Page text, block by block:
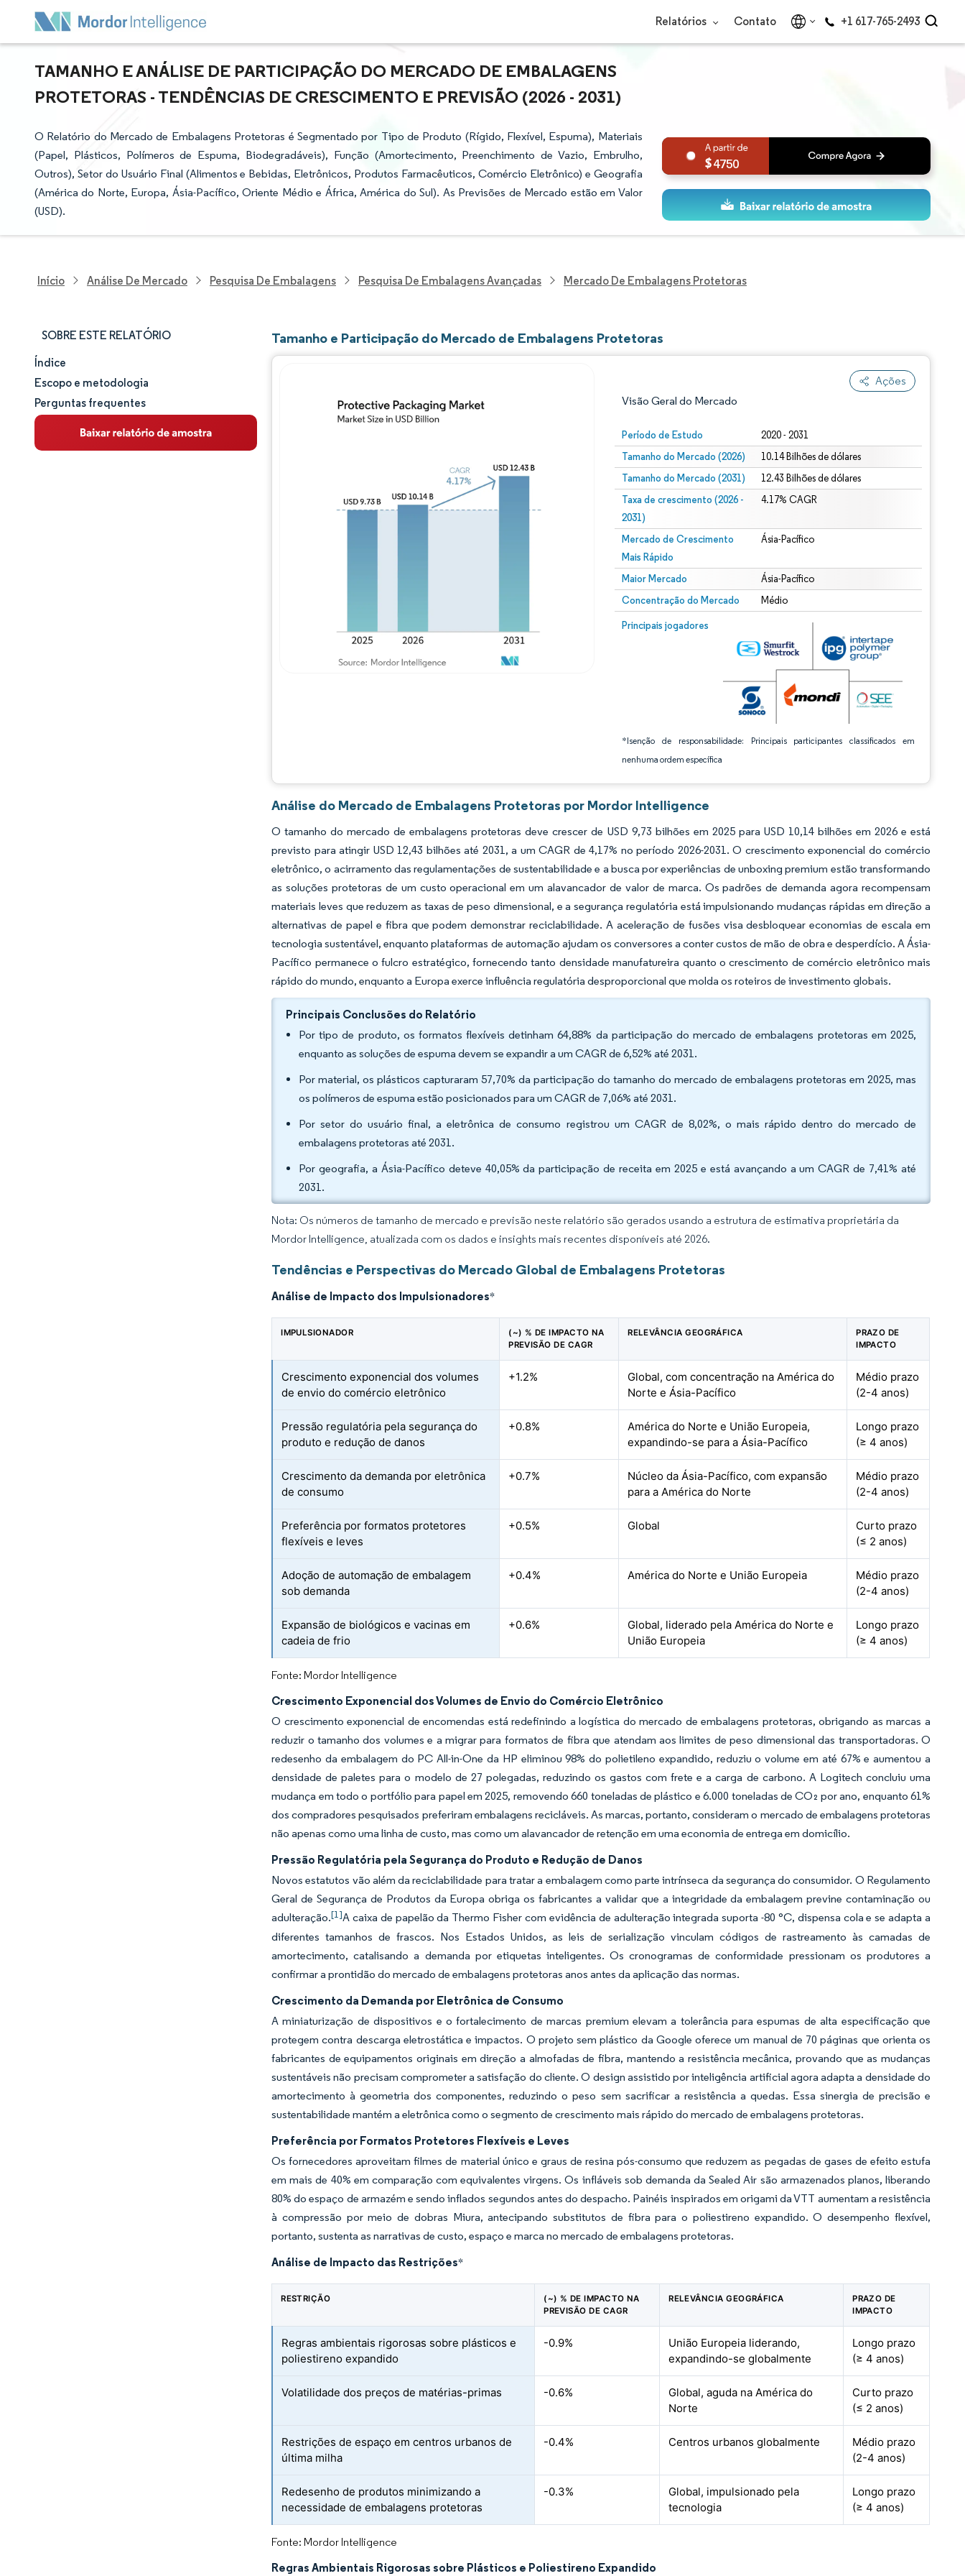
Relatórios Contato +1 617-765-2493
TAMANHO E ANÁLISE DE PARTICIPAÇÃO DO MERCADO DE EMBALAGENS
PROTETORAS - TENDÊNCIAS DE CRESCIMENTO E PREVISÃO (2026 - 2031)
O Relatório do Mercado de Embalagens Protetoras é Segmentado por Tipo de Produto (Rígido, Flexível, Espuma), Materiais
(Papel, Plásticos, Polímeros de Espuma, Biodegradáveis), Função (Amortecimento, Preenchimento de Vazio, Embrulho,
Outros), Setor do Usuário Final (Alimentos e Bebidas, Eletrônicos, Produtos Farmacêuticos, Comércio Eletrônico) e Geografia
(América do Norte, Europa, Ásia-Pacífico, Oriente Médio e África, América do Sul). As Previsões de Mercado estão em Valor
(USD).
4750
Início Análise De Mercado Pesquisa De Embalagens Pesquisa De Embalagens Avançadas Mercado De Embalagens Protetoras
SOBRE ESTE RELATÓRIO
Tamanho e participação de mercado
Análise de mercado
Tendências e insights
Índice
Escopo e metodologia
Perguntas frequentes
Tamanho e Participação do Mercado de Embalagens Protetoras
Ações
Visão Geral do Mercado
Período de Estudo 2020 - 2031
Tamanho do Mercado (2026) 10.14 Bilhões de dólares
Tamanho do Mercado (2031) 12.43 Bilhões de dólares
Taxa de crescimento (2026 -
2031)
4.17% CAGR
Mercado de Crescimento
Mais Rápido
Ásia-Pacífico
Maior Mercado Ásia-Pacífico
Concentração do Mercado Médio
Principais jogadores
*Isenção de responsabilidade: Principais participantes classificados em
nenhuma ordem específica
Imagem © Mordor Intelligence. O reuso requer atribuição conforme CC BY 4.0.
Imagem © Mordor Intelligence. O reuso requer atribuição conforme CC BY 4.0.
Análise do Mercado de Embalagens Protetoras por Mordor Intelligence
O tamanho do mercado de embalagens protetoras deve crescer de USD 9,73 bilhões em 2025 para USD 10,14 bilhões em 2026 e está
previsto para atingir USD 12,43 bilhões até 2031, a um CAGR de 4,17% no período 2026-2031. O crescimento exponencial do comércio
eletrônico, o acirramento das regulamentações de sustentabilidade e a busca por experiências de unboxing premium estão transformando
as soluções protetoras de um custo operacional em um alavancador de valor de marca. Os padrões de demanda agora recompensam
materiais leves que reduzem as taxas de peso dimensional, e a segurança regulatória está impulsionando mudanças rápidas em direção a
alternativas de papel e fibra que podem demonstrar reciclabilidade. A aceleração de fusões visa desbloquear economias de escala em
tecnologia sustentável, enquanto plataformas de automação ajudam os conversores a conter custos de mão de obra e desperdício. A Ásia-
Pacífico permanece o fulcro estratégico, fornecendo tanto densidade manufatureira quanto o crescimento de comércio eletrônico mais
rápido do mundo, enquanto a Europa exerce influência regulatória desproporcional que molda os roteiros de investimento globais.
Principais Conclusões do Relatório
Por tipo de produto, os formatos flexíveis detinham 64,88% da participação do mercado de embalagens protetoras em 2025,
enquanto as soluções de espuma devem se expandir a um CAGR de 6,52% até 2031.
Por material, os plásticos capturaram 57,70% da participação do tamanho do mercado de embalagens protetoras em 2025, mas
os polímeros de espuma estão posicionados para um CAGR de 7,06% até 2031.
Por setor do usuário final, a eletrônica de consumo registrou um CAGR de 8,02%, o mais rápido dentro do mercado de
embalagens protetoras até 2031.
Por geografia, a Ásia-Pacífico deteve 40,05% da participação de receita em 2025 e está avançando a um CAGR de 7,41% até
2031.
Nota: Os números de tamanho de mercado e previsão neste relatório são gerados usando a estrutura de estimativa proprietária da
Mordor Intelligence, atualizada com os dados e insights mais recentes disponíveis até 2026.
Tendências e Perspectivas do Mercado Global de Embalagens Protetoras
Análise de Impacto dos Impulsionadores*
IMPULSIONADOR
(~) % DE IMPACTO NA
PREVISÃO DE CAGR
RELEVÂNCIA GEOGRÁFICA
PRAZO DE
IMPACTO
Crescimento exponencial dos volumes
de envio do comércio eletrônico
+1.2%
Global, com concentração na América do
Norte e Ásia-Pacífico
Médio prazo
(2-4 anos)
Pressão regulatória pela segurança do
produto e redução de danos
+0.8%
América do Norte e União Europeia,
expandindo-se para a Ásia-Pacífico
Longo prazo
(≥ 4 anos)
Crescimento da demanda por eletrônica
de consumo
+0.7%
Núcleo da Ásia-Pacífico, com expansão
para a América do Norte
Médio prazo
(2-4 anos)
Preferência por formatos protetores
flexíveis e leves
+0.5% Global
Curto prazo
(≤ 2 anos)
Adoção de automação de embalagem
sob demanda
+0.4% América do Norte e União Europeia
Médio prazo
(2-4 anos)
Expansão de biológicos e vacinas em
cadeia de frio
+0.6%
Global, liderado pela América do Norte e
União Europeia
Longo prazo
(≥ 4 anos)
Fonte: Mordor Intelligence
Crescimento Exponencial dos Volumes de Envio do Comércio Eletrônico
O crescimento exponencial de encomendas está redefinindo a logística do mercado de embalagens protetoras, obrigando as marcas a
reduzir o tamanho dos volumes e a migrar para formatos de fibra que atendam aos limites de peso dimensional das transportadoras. O
redesenho da embalagem do PC All-in-One da HP eliminou 98% do polietileno expandido, reduziu o volume em até 67% e aumentou a
densidade de paletes para o modelo de 27 polegadas, reduzindo os gastos com frete e a carga de carbono. A Logitech concluiu uma
mudança em todo o portfólio para papel em 2025, removendo 660 toneladas de plástico e 6.000 toneladas de CO₂ por ano, enquanto 61%
dos compradores pesquisados preferiram embalagens recicláveis. As marcas, portanto, consideram o mercado de embalagens protetoras
não apenas como uma linha de custo, mas como um alavancador de retenção em uma economia de entrega em domicílio.
Pressão Regulatória pela Segurança do Produto e Redução de Danos
Novos estatutos vão além da reciclabilidade para tratar a embalagem como parte intrínseca da segurança do consumidor. O Regulamento
Geral de Segurança de Produtos da Europa obriga os fabricantes a validar que a integridade da embalagem previne contaminação ou
adulteração.[1]A caixa de papelão da Thermo Fisher com evidência de adulteração integrada suporta -80 °C, dispensa cola e se adapta a
diferentes tamanhos de frascos. Nos Estados Unidos, as leis de serialização vinculam códigos de rastreamento às camadas de
amortecimento, catalisando a demanda por etiquetas inteligentes. Os cronogramas de conformidade pressionam os produtores a
confirmar a prontidão do mercado de embalagens protetoras anos antes da aplicação das normas.
Crescimento da Demanda por Eletrônica de Consumo
A miniaturização de dispositivos e o fortalecimento de marcas premium elevam a tolerância para espumas de alta especificação que
protegem contra descarga eletrostática e impactos. O projeto sem plástico da Google oferece um manual de 70 páginas que orienta os
fabricantes de equipamentos originais em direção a almofadas de fibra, mantendo a resistência mecânica, provando que as mudanças
sustentáveis não precisam comprometer a satisfação do cliente. O design assistido por inteligência artificial agora adapta a densidade do
amortecimento à geometria dos componentes, reduzindo o peso sem sacrificar a resistência a quedas. Essa sinergia de precisão e
sustentabilidade mantém a eletrônica como o segmento de crescimento mais rápido do mercado de embalagens protetoras.
Preferência por Formatos Protetores Flexíveis e Leves
Os fornecedores aproveitam filmes de material único e graus de resina pós-consumo que reduzem as pegadas de gases de efeito estufa
em mais de 40% em comparação com equivalentes virgens. Os infláveis sob demanda da Sealed Air são armazenados planos, liberando
80% do espaço de armazém e sendo inflados segundos antes do despacho. Painéis inspirados em origami da VTT aumentam a resistência
à compressão por meio de dobras Miura, antecipando substitutos de fibra para o poliestireno expandido. O desempenho flexível,
portanto, sustenta as narrativas de custo, espaço e marca no mercado de embalagens protetoras.
Análise de Impacto das Restrições*
RESTRIÇÃO
(~) % DE IMPACTO NA
PREVISÃO DE CAGR
RELEVÂNCIA GEOGRÁFICA
PRAZO DE
IMPACTO
Regras ambientais rigorosas sobre plásticos e
poliestireno expandido
-0.9%
União Europeia liderando,
expandindo-se globalmente
Longo prazo
(≥ 4 anos)
Volatilidade dos preços de matérias-primas -0.6%
Global, aguda na América do
Norte
Curto prazo
(≤ 2 anos)
Restrições de espaço em centros urbanos de
última milha
-0.4% Centros urbanos globalmente
Médio prazo
(2-4 anos)
Redesenho de produtos minimizando a
necessidade de embalagens protetoras
-0.3%
Global, impulsionado pela
tecnologia
Longo prazo
(≥ 4 anos)
Fonte: Mordor Intelligence
Regras Ambientais Rigorosas sobre Plásticos e Poliestireno Expandido